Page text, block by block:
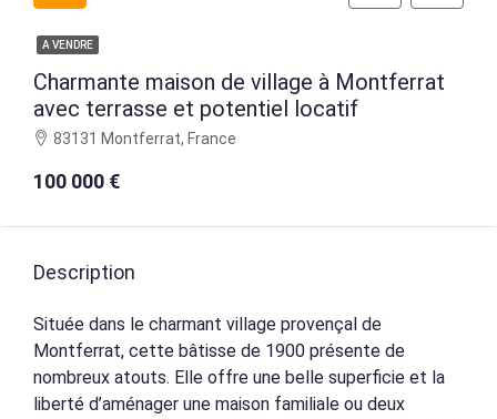
A VENDRE
Charmante maison de village à Montferrat
avec terrasse et potentiel locatif
83131 Montferrat, France
100 000 €
Description
Située dans le charmant village provençal de
Montferrat, cette bâtisse de 1900 présente de
nombreux atouts. Elle offre une belle superficie et la
liberté d’aménager une maison familiale ou deux